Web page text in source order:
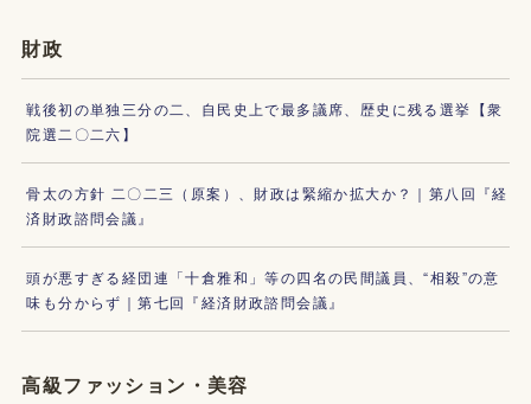
財政
戦後初の単独三分の二、自民史上で最多議席、歴史に残る選挙【衆
院選二〇二六】
骨太の方針 二〇二三（原案）、財政は緊縮か拡大か？｜第八回『経
済財政諮問会議』
頭が悪すぎる経団連「十倉雅和」等の四名の民間議員、“相殺”の意
味も分からず｜第七回『経済財政諮問会議』
高級ファッション・美容